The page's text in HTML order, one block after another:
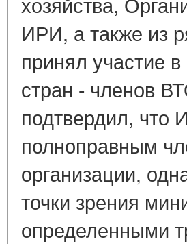
ИРИ, а также из
принял участие
стран - членов
подтвердил, что
полноправным
организации,
точки зрения
определенными